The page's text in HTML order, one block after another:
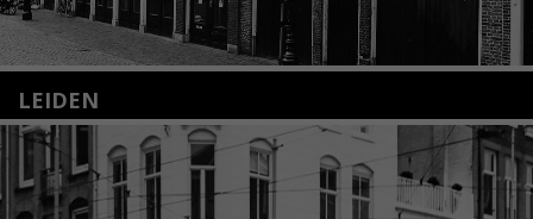
LEIDEN
Nieuwstraat 35
2312 KA Leiden
+31(0)71 – 52 84 480
info@kunsthuisleiden.nl